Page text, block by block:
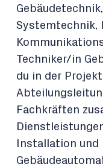
Systemtechnik,
Techniker/in
du in der
Fachkräften
Installation